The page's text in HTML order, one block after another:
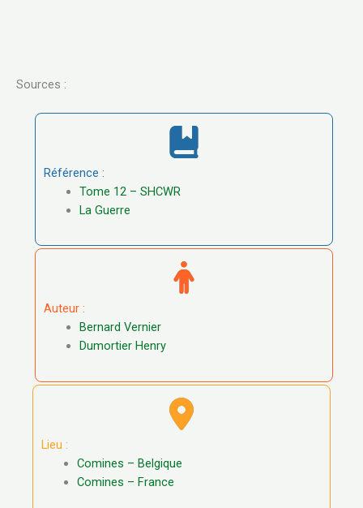
Sources :
Référence :
Tome 12 – SHCWR
La Guerre
Auteur :
Bernard Vernier
Dumortier Henry
Lieu :
Comines – Belgique
Comines – France